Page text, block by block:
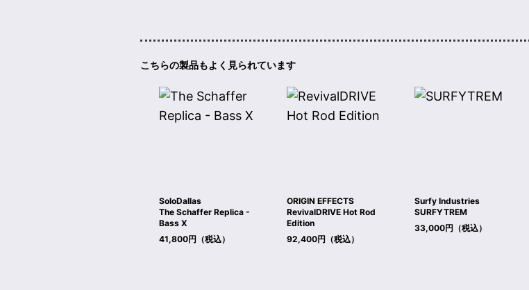
こちらの製品もよく見られています
SoloDallas
The Schaffer Replica -
Bass X
41,800円（税込）
ORIGIN EFFECTS
RevivalDRIVE Hot Rod
Edition
92,400円（税込）
Surfy Industries
SURFYTREM
33,000円（税込）